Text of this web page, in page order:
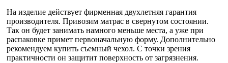
На изделие действует фирменная двухлетняя гарантия
производителя. Привозим матрас в свернутом состоянии.
Так он будет занимать намного меньше места, а уже при
распаковке примет первоначальную форму. Дополнительно
рекомендуем купить съемный чехол. С точки зрения
практичности он защитит поверхность от загрязнения.